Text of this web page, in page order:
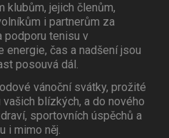
klubům, jejich členům,
i partnerům za
podporu tenisu v
čas a nadšení jsou
posouvá dál.
vánoční svátky, prožité
blízkých, a do nového
sportovních úspěchů a
i mimo něj.